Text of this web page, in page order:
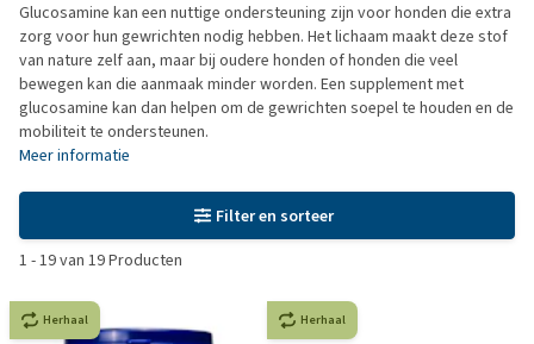
Glucosamine kan een nuttige ondersteuning zijn voor honden die extra
zorg voor hun gewrichten nodig hebben. Het lichaam maakt deze stof
van nature zelf aan, maar bij oudere honden of honden die veel
bewegen kan die aanmaak minder worden. Een supplement met
glucosamine kan dan helpen om de gewrichten soepel te houden en de
mobiliteit te ondersteunen.
Meer informatie
Filter en sorteer
1 -19van 19Producten
Herhaal Herhaal